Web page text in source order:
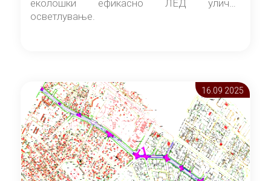
еколошки ефикасно ЛЕД улично
осветлување.
16.09 2025